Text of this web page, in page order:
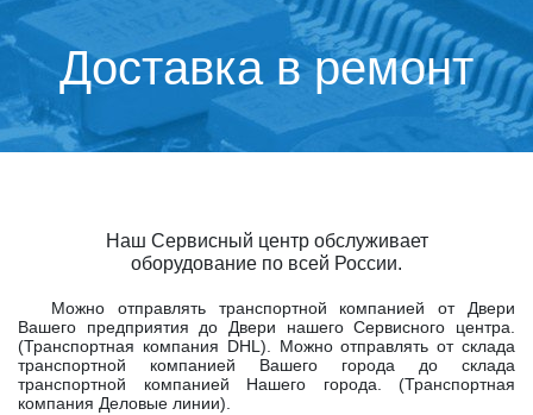
Доставка в ремонт
Наш Сервисный центр обслуживает
оборудование по всей России.
Можно отправлять транспортной компанией от Двери
Вашего предприятия до Двери нашего Сервисного центра.
(Транспортная компания DHL). Можно отправлять от склада
транспортной компанией Вашего города до склада
транспортной компанией Нашего города. (Транспортная
компания Деловые линии).